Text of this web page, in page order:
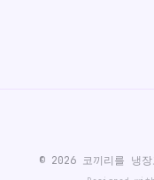
© 2026 코끼리를